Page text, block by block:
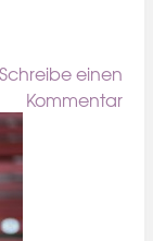
Schreibe einen
Kommentar